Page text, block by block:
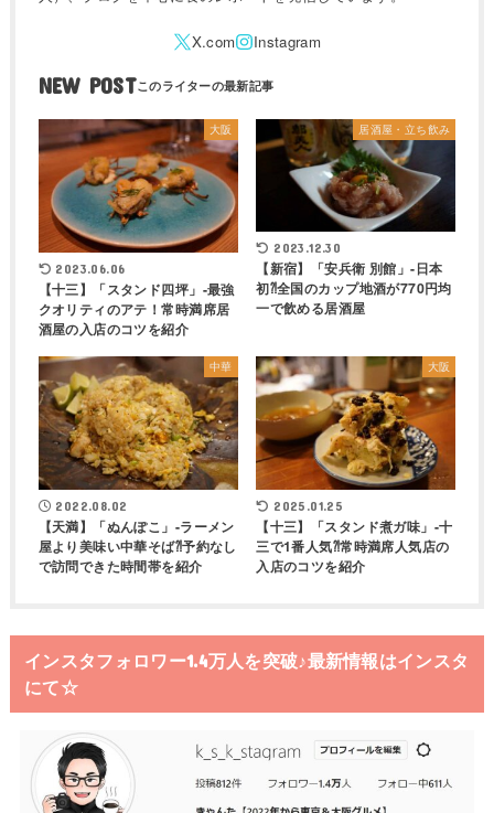
NEW POST
大阪
2023.06.06
【十三】「スタンド四坪」-最強
クオリティのアテ！常時満席居
酒屋の入店のコツを紹介
居酒屋・立ち飲み
2023.12.30
【新宿】「安兵衛 別館」-日本
初⁈全国のカップ地酒が770円均
一で飲める居酒屋
中華
2022.08.02
【天満】「ぬんぽこ」-ラーメン
屋より美味い中華そば⁈予約なし
で訪問できた時間帯を紹介
大阪
2025.01.25
【十三】「スタンド煮ガ味」-十
三で1番人気⁈常時満席人気店の
入店のコツを紹介
インスタフォロワー1.4万人を突破♪最新情報はインスタ
にて☆